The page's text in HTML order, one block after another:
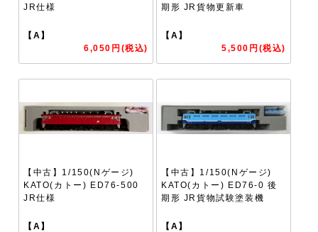
JR仕様
【A】
6,050円(税込)
期形 JR貨物更新車
【A】
5,500円(税込)
【中古】1/150(Nゲージ)
KATO(カトー) ED76-500
JR仕様
【A】
【中古】1/150(Nゲージ)
KATO(カトー) ED76-0 後
期形 JR貨物試験塗装機
【A】